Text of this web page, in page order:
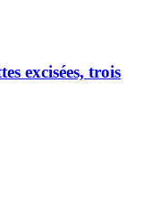
excisées, trois